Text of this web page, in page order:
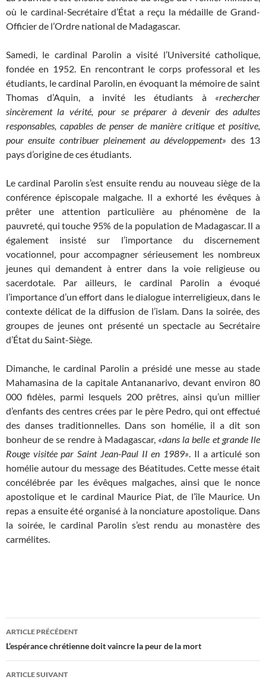
où le cardinal-Secrétaire d’État a reçu la médaille de Grand-
Officier de l’Ordre national de Madagascar.
Samedi, le cardinal Parolin a visité l’Université catholique,
fondée en 1952. En rencontrant le corps professoral et les
étudiants, le cardinal Parolin, en évoquant la mémoire de saint
Thomas d’Aquin, a invité les étudiants à «rechercher
sincèrement la vérité, pour se préparer à devenir des adultes
responsables, capables de penser de manière critique et positive,
pour ensuite contribuer pleinement au développement» des 13
pays d’origine de ces étudiants.
Le cardinal Parolin s’est ensuite rendu au nouveau siège de la
conférence épiscopale malgache. Il a exhorté les évêques à
prêter une attention particulière au phénomène de la
pauvreté, qui touche 95% de la population de Madagascar. Il a
également insisté sur l’importance du discernement
vocationnel, pour accompagner sérieusement les nombreux
jeunes qui demandent à entrer dans la voie religieuse ou
sacerdotale. Par ailleurs, le cardinal Parolin a évoqué
l’importance d’un effort dans le dialogue interreligieux, dans le
contexte délicat de la diffusion de l’islam. Dans la soirée, des
groupes de jeunes ont présenté un spectacle au Secrétaire
d’État du Saint-Siège.
Dimanche, le cardinal Parolin a présidé une messe au stade
Mahamasina de la capitale Antananarivo, devant environ 80
000 fidèles, parmi lesquels 200 prêtres, ainsi qu’un millier
d’enfants des centres crées par le père Pedro, qui ont effectué
des danses traditionnelles. Dans son homélie, il a dit son
bonheur de se rendre à Madagascar, «dans la belle et grande Ile
Rouge visitée par Saint Jean-Paul II en 1989». Il a articulé son
homélie autour du message des Béatitudes. Cette messe était
concélébrée par les évêques malgaches, ainsi que le nonce
apostolique et le cardinal Maurice Piat, de l’île Maurice. Un
repas a ensuite été organisé à la nonciature apostolique. Dans
la soirée, le cardinal Parolin s’est rendu au monastère des
carmélites.
Navigation
des
articles
ARTICLE PRÉCÉDENT
L’espérance chrétienne doit vaincre la peur de la mort
ARTICLE SUIVANT